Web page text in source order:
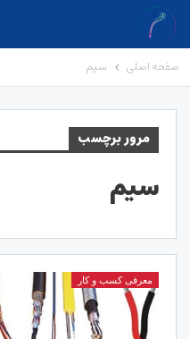
صفحه اصلی سیم
مرور برچسب
سیم
معرفی کسب و کار